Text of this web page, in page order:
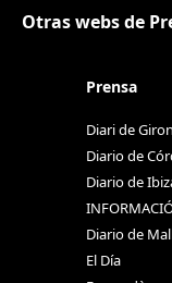
Otras webs de
Prensa
Diari de
Diario de
Diario de
Diario de
El Día